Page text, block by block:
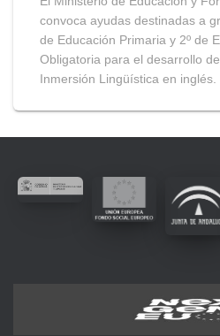
convoca ayudas destinadas a
de Educación Primaria y 2º de
Obligatoria para el desarrollo
Inmersión Lingüística en inglés.